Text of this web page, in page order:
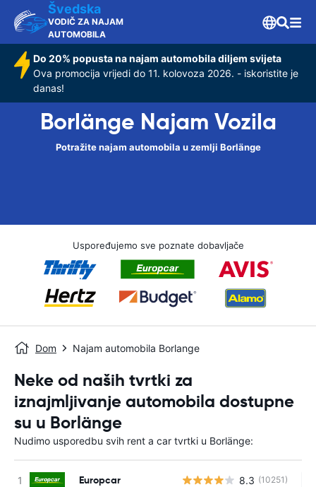
Švedska
VODIČ ZA NAJAM
AUTOMOBILA
Do 20% popusta na najam automobila diljem svijeta
Ova promocija vrijedi do 11. kolovoza 2026. - iskoristite je
danas!
Borlänge Najam Vozila
Potražite najam automobila u zemlji Borlänge
Uspoređujemo sve poznate dobavljače
Dom Najam automobila Borlange
Neke od naših tvrtki za
iznajmljivanje automobila dostupne
su u Borlänge
Nudimo usporedbu svih rent a car tvrtki u Borlänge:
Europcar 8.3 (10251)